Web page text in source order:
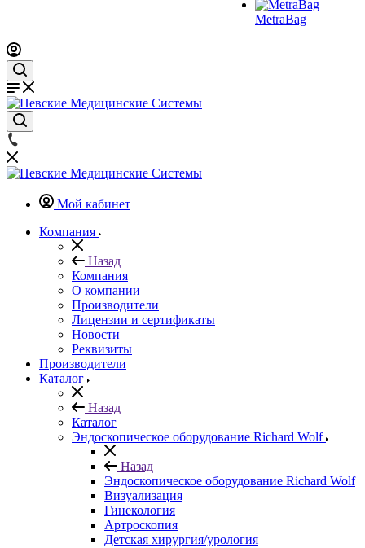
MetraBag
Мой кабинет
Компания
Назад
Компания
О компании
Производители
Лицензии и сертификаты
Новости
Реквизиты
Производители
Каталог
Назад
Каталог
Эндоскопическое оборудование Richard Wolf
Назад
Эндоскопическое оборудование Richard Wolf
Визуализация
Гинекология
Артроскопия
Детская хирургия/урология